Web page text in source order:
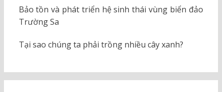
Bảo tồn và phát triển hệ sinh thái vùng biển đảo
Trường Sa
Tại sao chúng ta phải trồng nhiều cây xanh?